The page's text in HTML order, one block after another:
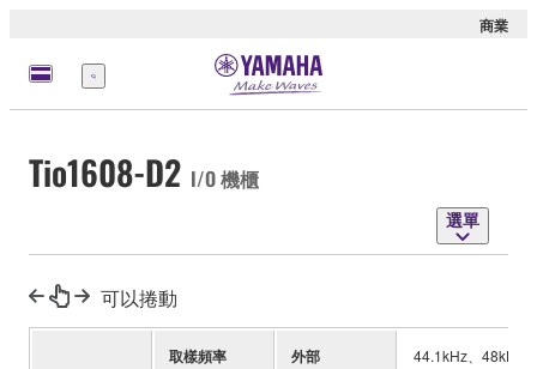
商業
選
單
Tio1608-D2 I/O 機櫃
選單
可以捲動
取樣頻率 外部 44.1kHz、48kHz